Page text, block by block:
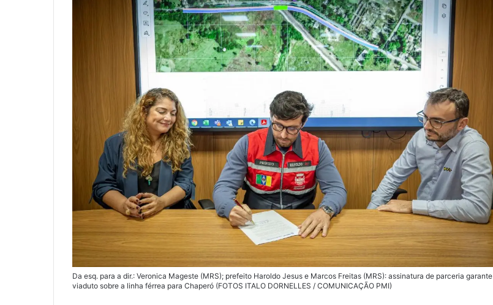
Da esq. para a dir.: Veronica Mageste (MRS); prefeito Haroldo Jesus e Marcos Freitas (MRS): assinatura de parceria garante
viaduto sobre a linha férrea para Chaperó (FOTOS ITALO DORNELLES / COMUNICAÇÃO PMI)